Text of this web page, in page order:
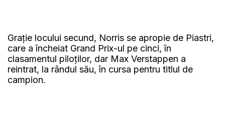
Grație locului secund, Norris se apropie de Piastri,
care a încheiat Grand Prix-ul pe cinci, în
clasamentul piloților, dar Max Verstappen a
reintrat, la rândul său, în cursa pentru titlul de
campion.